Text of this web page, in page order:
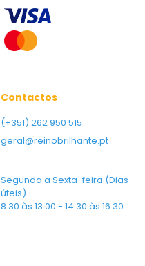
Contactos
(+351) 262 950 515
geral@reinobrilhante.pt
Segunda a Sexta-feira (Dias
úteis)
8:30 às 13:00 - 14:30 às 16:30